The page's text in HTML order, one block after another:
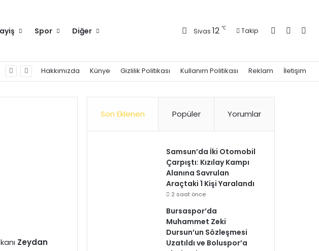
Spor Diğer Sivas 12 ℃ Takip Kayıt Ol
Hakkımızda Künye Gizlilik Politikası Kullanım Politikası Reklam İletişim
Zeydan
Son Eklenen Popüler Yorumlar
Samsun’da İki Otomobil
Çarpıştı: Kızılay Kampı
Alanına Savrulan
Araçtaki 1 Kişi Yaralandı
2 saat önce
Bursaspor’da
Muhammet Zeki
Dursun’un Sözleşmesi
Uzatıldı ve Boluspor’a